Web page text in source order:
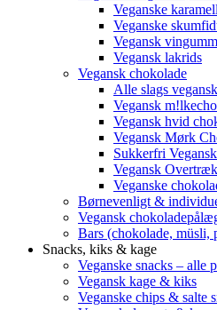
Veganske
Veganske
Vegansk
Vegansk lakrids
Vegansk chokolade
Alle slags
Vegansk
Vegansk hvid
Vegansk Mørk
Sukkerfri
Vegansk
Veganske
Børnevenligt &
Vegansk
Bars (chokolade, müsli,
Snacks, kiks & kage
Veganske snacks – alle
Vegansk kage & kiks
Veganske chips & salte